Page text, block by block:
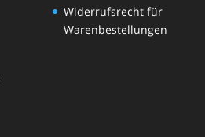
Widerrufsrecht für
Warenbestellungen